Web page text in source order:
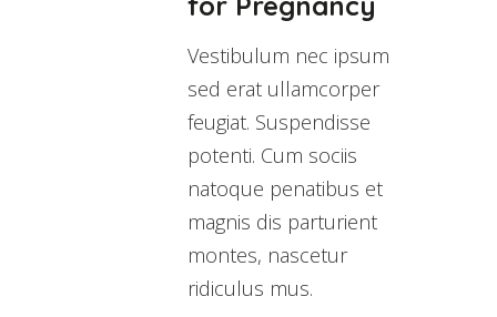
Vestibulum nec ipsum
sed erat ullamcorper
feugiat. Suspendisse
potenti. Cum sociis
natoque penatibus et
magnis dis parturient
montes, nascetur
ridiculus mus.